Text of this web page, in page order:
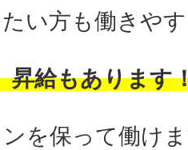
い方も働きや
昇給もあります
を保って働け